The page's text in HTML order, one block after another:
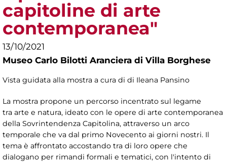
capitoline di arte
contemporanea"
13/10/2021
Museo Carlo Bilotti Aranciera di Villa Borghese
Vista guidata alla mostra a cura di di Ileana Pansino
La mostra propone un percorso incentrato sul legame
tra arte e natura, ideato con le opere di arte contemporanea
della Sovrintendenza Capitolina, attraverso un arco
temporale che va dal primo Novecento ai giorni nostri. Il
tema è affrontato accostando tra di loro opere che
dialogano per rimandi formali e tematici, con l'intento di